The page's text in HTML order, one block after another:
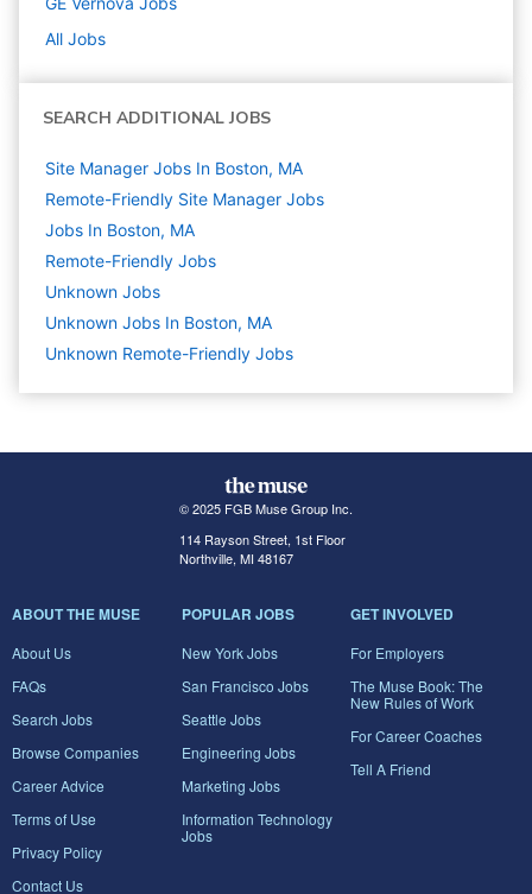
All Jobs
SEARCH ADDITIONAL JOBS
Site Manager Jobs In Boston, MA
Remote-Friendly Site Manager Jobs
Jobs In Boston, MA
Remote-Friendly Jobs
Unknown Jobs
Unknown Jobs In Boston, MA
Unknown Remote-Friendly Jobs
© 2025 FGB Muse Group Inc.
114 Rayson Street, 1st Floor
Northville, MI 48167
ABOUT THE MUSE
About Us
FAQs
Search Jobs
Browse Companies
Career Advice
Terms of Use
Privacy Policy
Contact Us
POPULAR JOBS
New York Jobs
San Francisco Jobs
Seattle Jobs
Engineering Jobs
Marketing Jobs
Information Technology
Jobs
GET INVOLVED
For Employers
The Muse Book: The
New Rules of Work
For Career Coaches
Tell A Friend